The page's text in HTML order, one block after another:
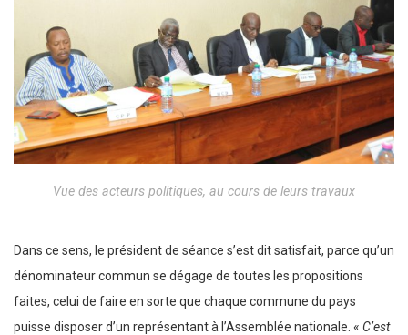
Vue des acteurs politiques, au cours de leurs travaux
Dans ce sens, le président de séance s’est dit satisfait, parce qu’un
dénominateur commun se dégage de toutes les propositions
faites, celui de faire en sorte que chaque commune du pays
puisse disposer d’un représentant à l’Assemblée nationale. « C’est